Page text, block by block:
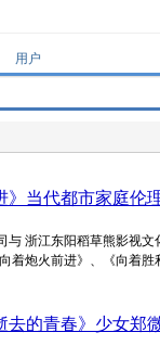
用户
》当代都市家庭伦
与 浙江东阳稻草熊影视
着炮火前进》、《向着胜
去的青春》少女郑